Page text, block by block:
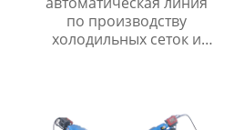
по производству
холодильных сеток и